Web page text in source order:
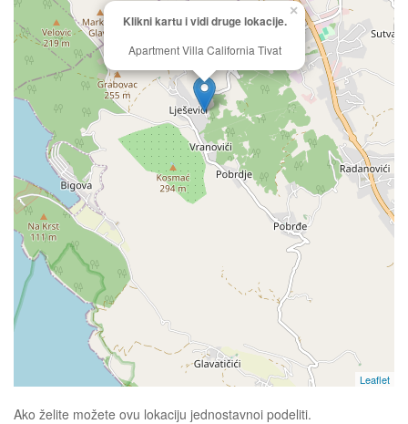
Klikni kartu i vidi druge lokacije.
Apartment Villa California Tivat
×
Leaflet
Ako želite možete ovu lokaciju jednostavnoi podeliti.